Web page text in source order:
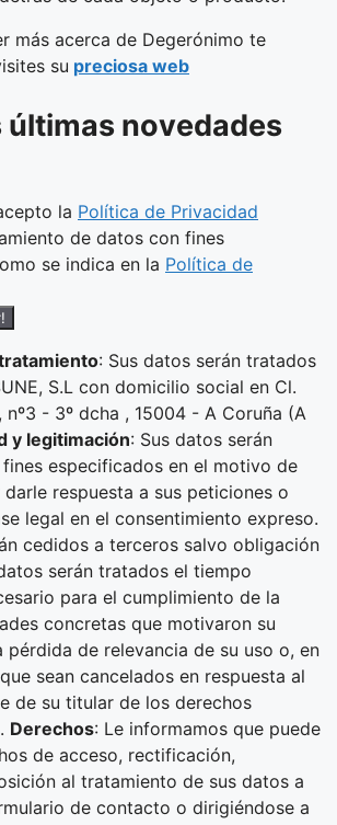
más acerca de Degerónimo te
su preciosa web
últimas novedades
la Política de Privacidad
de datos con fines
se indica en la Política de
: Sus datos serán tratados
S.L con domicilio social en Cl.
nº3 - 3º dcha , 15004 - A Coruña (A
y legitimación: Sus datos serán
especificados en el motivo de
respuesta a sus peticiones o
legal en el consentimiento expreso.
cedidos a terceros salvo obligación
serán tratados el tiempo
para el cumplimiento de la
concretas que motivaron su
pérdida de relevancia de su uso o, en
sean cancelados en respuesta al
de su titular de los derechos
Derechos: Le informamos que puede
de acceso, rectificación,
al tratamiento de sus datos a
de contacto o dirigiéndose a